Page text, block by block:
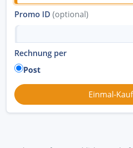
Promo ID (optional)
Rechnung per
Post